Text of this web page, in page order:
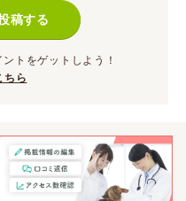
稿する
ント をゲットしよう！
ちら